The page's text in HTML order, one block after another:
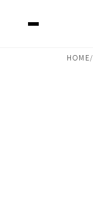
HOME /